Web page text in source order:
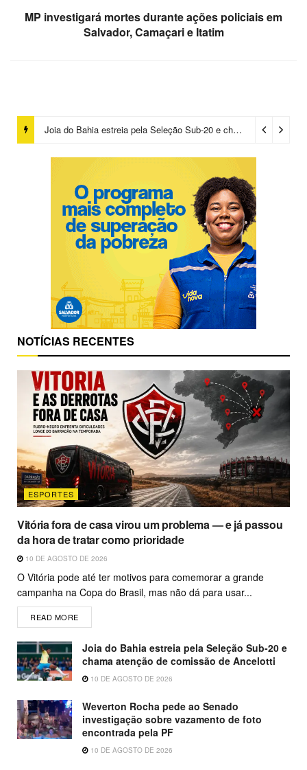
MP investigará mortes durante ações policiais em
Salvador, Camaçari e Itatim
Joia do Bahia estreia pela Seleção Sub-20 e chama atenção de comissão de Ancelotti
NOTÍCIAS RECENTES
ESPORTES
Vitória fora de casa virou um problema — e já passou
da hora de tratar como prioridade
10 DE AGOSTO DE 2026
O Vitória pode até ter motivos para comemorar a grande
campanha na Copa do Brasil, mas não dá para usar...
READ MORE
Joia do Bahia estreia pela Seleção Sub-20 e
chama atenção de comissão de Ancelotti
10 DE AGOSTO DE 2026
Weverton Rocha pede ao Senado
investigação sobre vazamento de foto
encontrada pela PF
10 DE AGOSTO DE 2026